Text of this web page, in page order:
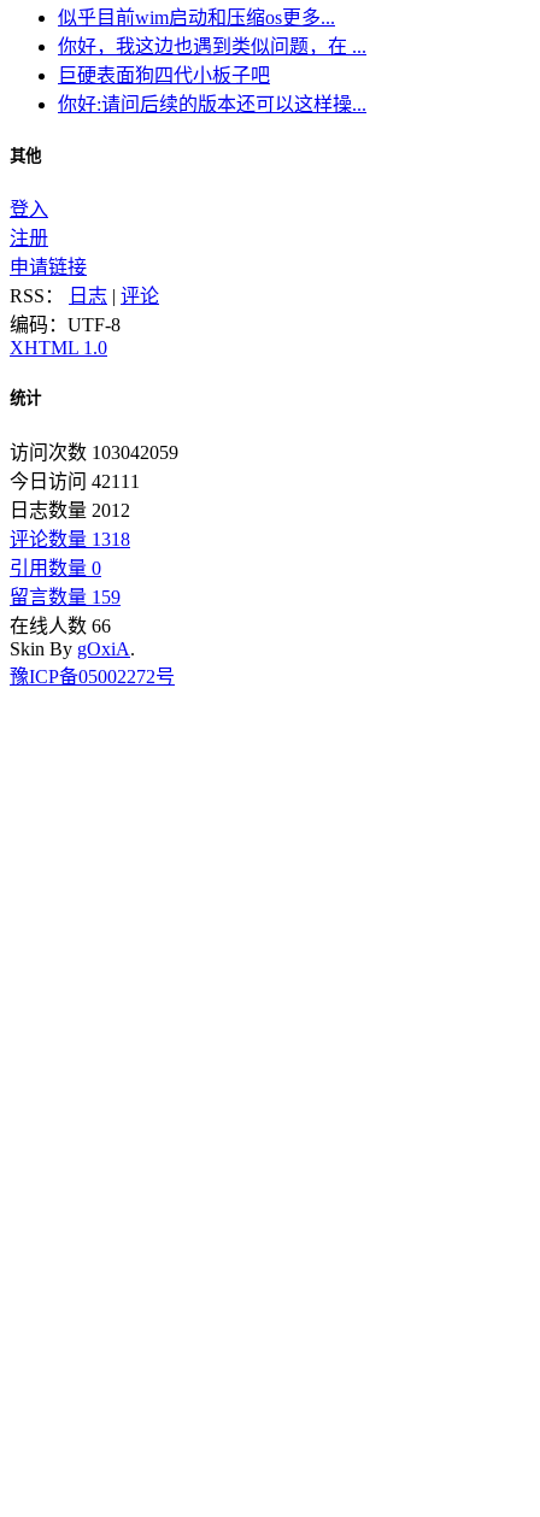
似乎目前wim启动和压缩os更多...
你好，我这边也遇到类似问题，在 ...
巨硬表面狗四代小板子吧
你好:请问后续的版本还可以这样操...
其他
登入
注册
申请链接
RSS：
日志 | 评论
编码：UTF-8
XHTML 1.0
统计
访问次数 103042059
今日访问 42111
日志数量 2012
评论数量 1318
引用数量 0
留言数量 159
在线人数 66
Skin By gOxiA.
豫ICP备05002272号